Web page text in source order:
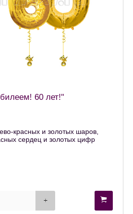
60 лет!"
красных и золотых шаров,
сердец и золотых цифр